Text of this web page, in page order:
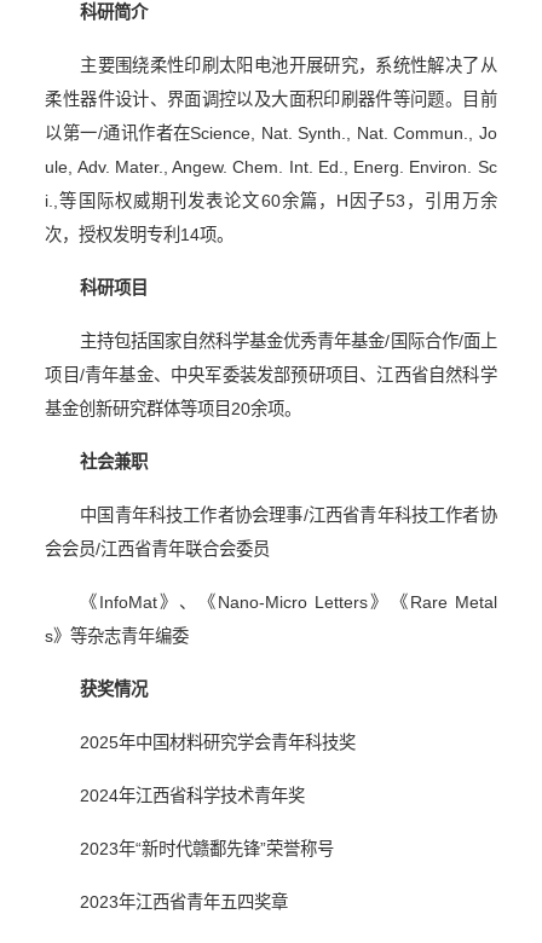
科研简介
主要围绕柔性印刷太阳电池开展研究，系统性解决了从
柔性器件设计、界面调控以及大面积印刷器件等问题。目前
以第一/通讯作者在Science, Nat. Synth., Nat. Commun., Jo
ule, Adv. Mater., Angew. Chem. Int. Ed., Energ. Environ. Sc
i., 等国际权威期刊发表论文60余篇， H 因子53 ，引用万余
次，授权发明专利 14项。
科研项目
主持包括国家自然科学基金优秀青年基金/ 国际合作/面上
项目/青年基金、中央军委装发部预研项目、江西省自然科学
基金创新研究群体等项目 20余项。
社会兼职
中国青年科技工作者协会理事/江西省青年科技工作者协
会会员/江西省青年联合会委员
《 InfoMat》、《 Nano-Micro Letters》《 Rare Metal
s》等杂志青年编委
获奖情况
2025年中国材料研究学会青年科技奖
2024年江西省科学技术青年奖
2023年“新时代赣鄱先锋”荣誉称号
2023年江西省青年五四奖章